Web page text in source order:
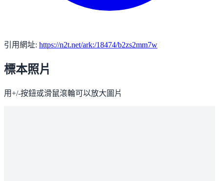
引用網址: https://n2t.net/ark:/18474/b2zs2mm7w
標本照片
用+/-按鈕或滑鼠滾輪可以放大圖片